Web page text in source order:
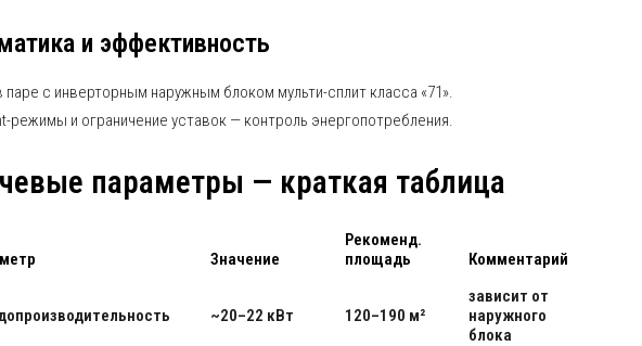
и эффективность
паре с инверторным наружным блоком мульти-сплит класса «71».
режимы и ограничение уставок — контроль энергопотребления.
параметры — краткая таблица
Значение
Рекоменд.
площадь
Комментарий
~20–22 кВт 120–190 м²
зависит от
наружного
блока